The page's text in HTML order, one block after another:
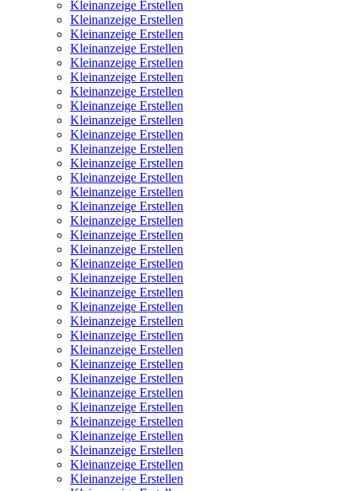
Kleinanzeige Erstellen
Kleinanzeige Erstellen
Kleinanzeige Erstellen
Kleinanzeige Erstellen
Kleinanzeige Erstellen
Kleinanzeige Erstellen
Kleinanzeige Erstellen
Kleinanzeige Erstellen
Kleinanzeige Erstellen
Kleinanzeige Erstellen
Kleinanzeige Erstellen
Kleinanzeige Erstellen
Kleinanzeige Erstellen
Kleinanzeige Erstellen
Kleinanzeige Erstellen
Kleinanzeige Erstellen
Kleinanzeige Erstellen
Kleinanzeige Erstellen
Kleinanzeige Erstellen
Kleinanzeige Erstellen
Kleinanzeige Erstellen
Kleinanzeige Erstellen
Kleinanzeige Erstellen
Kleinanzeige Erstellen
Kleinanzeige Erstellen
Kleinanzeige Erstellen
Kleinanzeige Erstellen
Kleinanzeige Erstellen
Kleinanzeige Erstellen
Kleinanzeige Erstellen
Kleinanzeige Erstellen
Kleinanzeige Erstellen
Kleinanzeige Erstellen
Kleinanzeige Erstellen